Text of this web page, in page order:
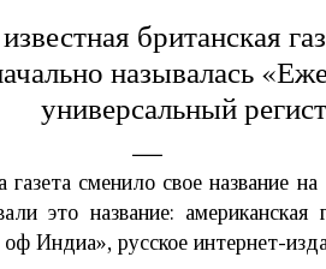
британская
называлась
универсальный
газета сменило свое название
это название:
Индиа», русское интернет-